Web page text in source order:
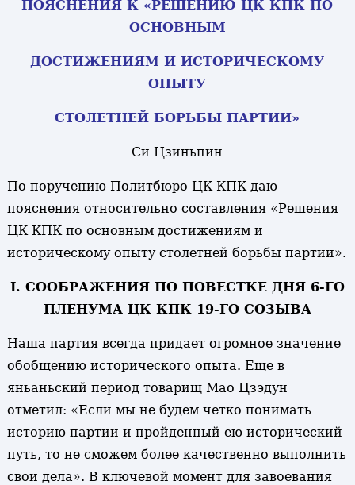
ПОЯСНЕНИЯ К «РЕШЕНИЮ ЦК КПК ПО
ОСНОВНЫМ
ДОСТИЖЕНИЯМ И ИСТОРИЧЕСКОМУ
ОПЫТУ
СТОЛЕТНЕЙ БОРЬБЫ ПАРТИИ»
Си Цзиньпин
По поручению Политбюро ЦК КПК даю
пояснения относительно составления «Решения
ЦК КПК по основным достижениям и
историческому опыту столетней борьбы партии».
I. СООБРАЖЕНИЯ ПО ПОВЕСТКЕ ДНЯ 6-ГО
ПЛЕНУМА ЦК КПК 19-ГО СОЗЫВА
Наша партия всегда придает огромное значение
обобщению исторического опыта. Еще в
яньаньский период товарищ Мао Цзэдун
отметил: «Если мы не будем четко понимать
историю партии и пройденный ею исторический
путь, то не сможем более качественно выполнить
свои дела». В ключевой момент для завоевания